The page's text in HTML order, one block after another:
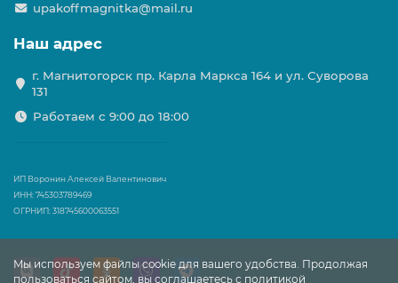
Мы используем файлы cookie для вашего удобства. Продолжая
пользоваться сайтом, вы соглашаетесь с политикой
upakoffmagnitka@mail.ru
Наш адрес
г. Магнитогорск пр. Карла Маркса 164 и ул. Суворова
131
Работаем с 9:00 до 18:00
ИП Воронин Алексей Валентинович
ИНН: 745303789469
ОГРНИП: 318745600063551